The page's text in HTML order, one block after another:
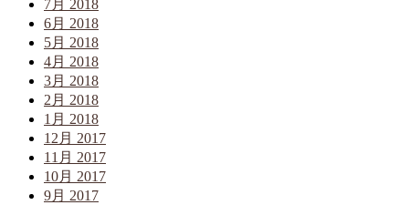
7月 2018
6月 2018
5月 2018
4月 2018
3月 2018
2月 2018
1月 2018
12月 2017
11月 2017
10月 2017
9月 2017